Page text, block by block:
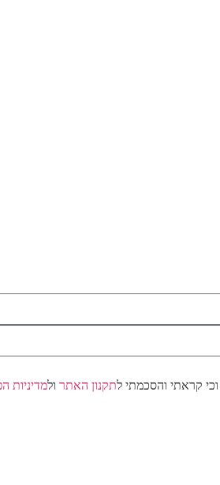
קראתי והסכמתי לתקנון האתר ולמדיניות